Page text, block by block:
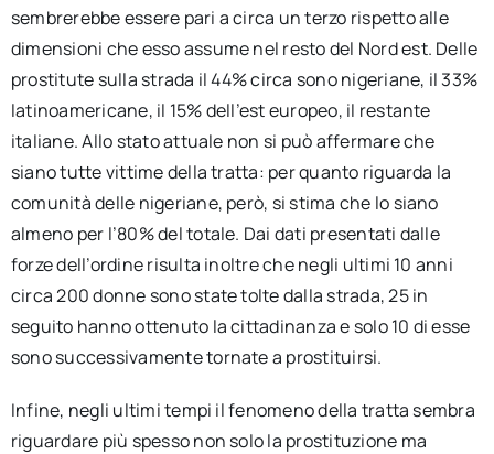
sembrerebbe essere pari a circa un terzo rispetto alle
dimensioni che esso assume nel resto del Nord est. Delle
prostitute sulla strada il 44% circa sono nigeriane, il 33%
latinoamericane, il 15% dell’est europeo, il restante
italiane. Allo stato attuale non si può affermare che
siano tutte vittime della tratta: per quanto riguarda la
comunità delle nigeriane, però, si stima che lo siano
almeno per l’80% del totale. Dai dati presentati dalle
forze dell’ordine risulta inoltre che negli ultimi 10 anni
circa 200 donne sono state tolte dalla strada, 25 in
seguito hanno ottenuto la cittadinanza e solo 10 di esse
sono successivamente tornate a prostituirsi.
Infine, negli ultimi tempi il fenomeno della tratta sembra
riguardare più spesso non solo la prostituzione ma